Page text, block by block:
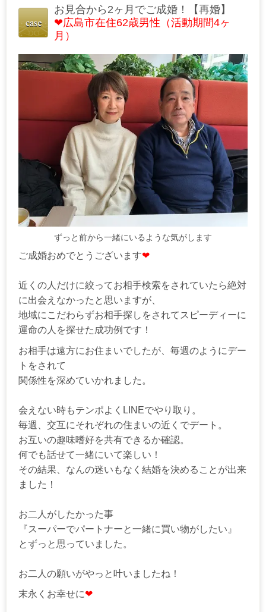
お見合から2ヶ月でご成婚！【再婚】
❤広島市在住62歳男性（活動期間4ヶ
月）
ずっと前から一緒にいるような気がします
ご成婚おめでとうございます❤
近くの人だけに絞ってお相手検索をされていたら絶対
に出会えなかったと思いますが、
地域にこだわらずお相手探しをされてスピーディーに
運命の人を探せた成功例です！
お相手は遠方にお住まいでしたが、毎週のようにデー
トをされて
関係性を深めていかれました。
会えない時もテンポよくLINEでやり取り。
毎週、交互にそれぞれの住まいの近くでデート。
お互いの趣味嗜好を共有できるか確認。
何でも話せて一緒にいて楽しい！
その結果、なんの迷いもなく結婚を決めることが出来
ました！
お二人がしたかった事
『スーパーでパートナーと一緒に買い物がしたい』
とずっと思っていました。
お二人の願いがやっと叶いましたね！
末永くお幸せに❤